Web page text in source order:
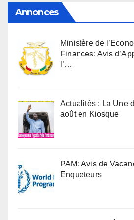
Annonces
Ministère de
Finances: Avis
l’…
Actualités : La Une
août en Kiosque
PAM: Avis de
Enqueteurs